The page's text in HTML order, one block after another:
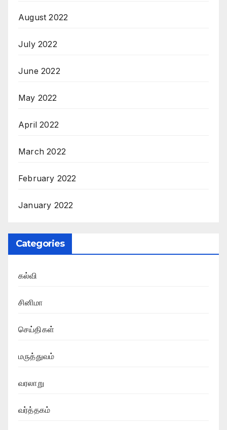
August 2022
July 2022
June 2022
May 2022
April 2022
March 2022
February 2022
January 2022
Categories
கல்வி
சினிமா
செய்திகள்
மருத்துவம்
வரலாறு
வர்த்தகம்